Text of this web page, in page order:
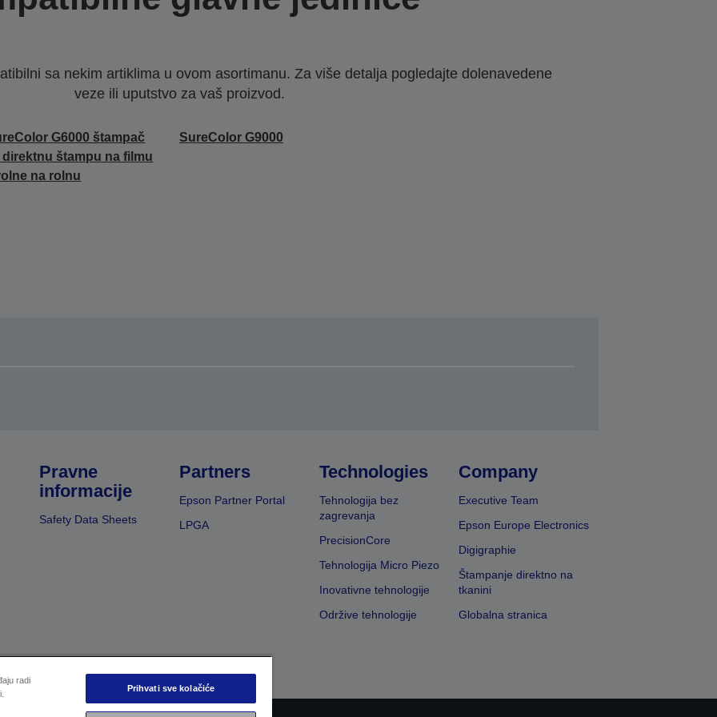
sa nekim artiklima u ovom asortimanu. Za više detalja pogledajte dolenavedene
veze ili uputstvo za vaš proizvod.
G6000 štampač
direktnu štampu na filmu
na rolnu
SureColor G9000
Pravne
informacije
Safety Data Sheets
Partners
Epson Partner Portal
LPGA
Technologies
Tehnologija bez
zagrevanja
PrecisionCore
Tehnologija Micro Piezo
Inovativne tehnologije
Održive tehnologije
Company
Executive Team
Epson Europe Electronics
Digigraphie
Štampanje direktno na
tkanini
Globalna stranica
radi
Prihvati sve kolačiće